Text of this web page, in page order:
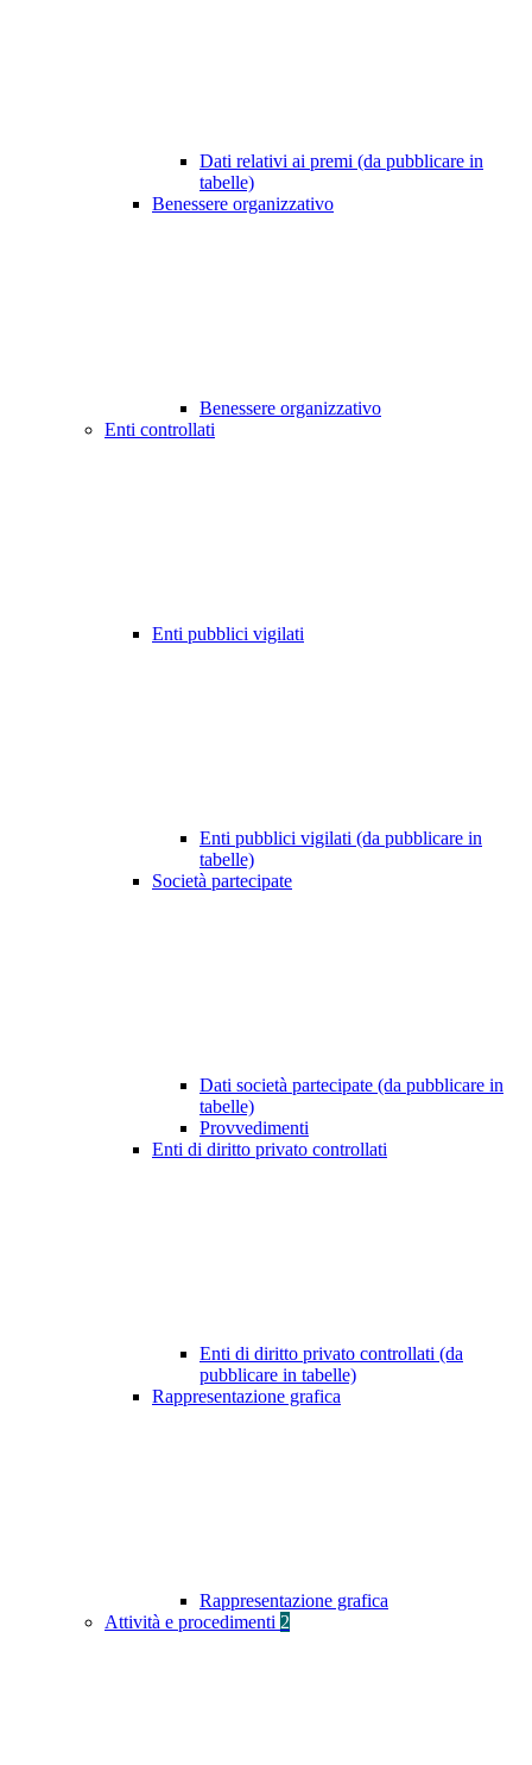
Dati relativi ai premi (da pubblicare in
tabelle)
Benessere organizzativo
Benessere organizzativo
Enti controllati
Enti pubblici vigilati
Enti pubblici vigilati (da pubblicare in
tabelle)
Società partecipate
Dati società partecipate (da pubblicare in
tabelle)
Provvedimenti
Enti di diritto privato controllati
Enti di diritto privato controllati (da
pubblicare in tabelle)
Rappresentazione grafica
Rappresentazione grafica
Attività e procedimenti 2